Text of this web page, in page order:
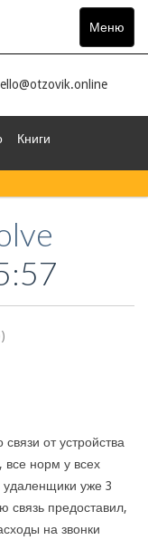
Меню
Toggle
Книги
)
от устройства
все норм у всех
уже 3
связь предоставил,
на звонки